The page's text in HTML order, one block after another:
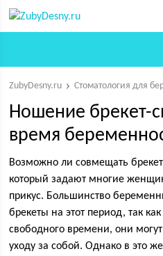
ZubyDesny.ru Стоматология для
Ношение брекет-
время
Возможно ли совмещать
который задают многие
прикус. Большинство
брекеты на этот период, так
свободного времени, они
уходу за собой. Однако в это